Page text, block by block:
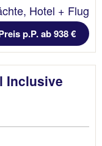
Hotel + Flug
p.P. ab 938 €
Inclusive